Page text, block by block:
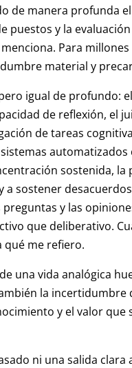
de manera profunda
puestos y la
Para millones
material y
igual de profundo:
de reflexión, el
de tareas
automatizados
sostenida, la
sostener
y las
que deliberativo.
qué me refiero.
una vida analógica
la incertidumbre
y el valor que
ni una salida clara